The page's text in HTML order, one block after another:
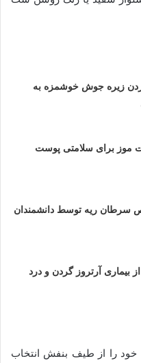
زیره جوش خوشمزه به
موز برای سلامتی پوست
سرطان ریه توسط دانشمندان
بیماری آرتروز گردن و درد
را از طیف بنفش انتخاب